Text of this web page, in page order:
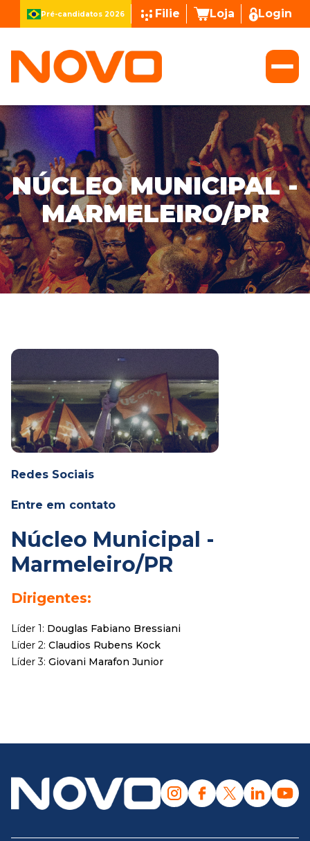
Pré-candidatos 2026 Filie Loja Login
NÚCLEO MUNICIPAL -
MARMELEIRO/PR
Redes Sociais
Entre em contato
Núcleo Municipal -
Marmeleiro/PR
Dirigentes:
Líder 1: Douglas Fabiano Bressiani
Líder 2: Claudios Rubens Kock
Líder 3: Giovani Marafon Junior